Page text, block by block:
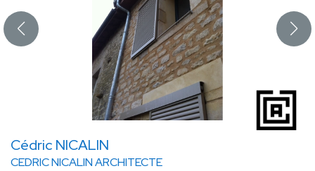
Cédric NICALIN
CEDRIC NICALIN ARCHITECTE